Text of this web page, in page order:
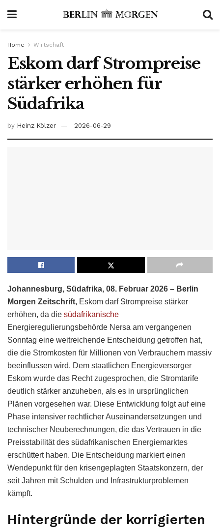
Home Wirtschaft
Eskom darf Strompreise
stärker erhöhen für
Südafrika
by Heinz Kölzer 2026-06-29
Johannesburg, Südafrika, 08. Februar 2026 – Berlin
Morgen Zeitschrift, Eskom darf Strompreise stärker
erhöhen, da die südafrikanische
Energieregulierungsbehörde Nersa am vergangenen
Sonntag eine weitreichende Entscheidung getroffen hat,
die die Stromkosten für Millionen von Verbrauchern massiv
beeinflussen wird. Dem staatlichen Energieversorger
Eskom wurde das Recht zugesprochen, die Stromtarife
deutlich stärker anzuheben, als es in ursprünglichen
Plänen vorgesehen war. Diese Entwicklung folgt auf eine
Phase intensiver rechtlicher Auseinandersetzungen und
technischer Neuberechnungen, die das Vertrauen in die
Preisstabilität des südafrikanischen Energiemarktes
erschüttert haben. Die Entscheidung markiert einen
Wendepunkt für den krisengeplagten Staatskonzern, der
seit Jahren mit Schulden und Infrastrukturproblemen
kämpft.
Hintergründe der korrigierten